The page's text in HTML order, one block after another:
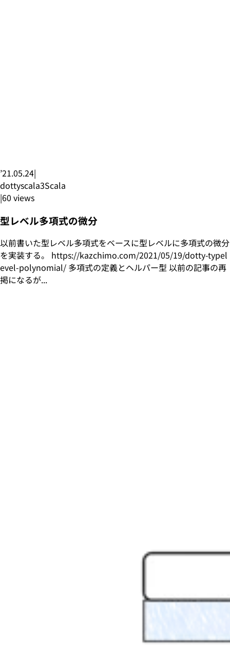
’21.05.24|
dottyscala3Scala
|60 views
型レベル多項式の微分
以前書いた型レベル多項式をベースに型レベルに多項式の微分
を実装する。 https://kazchimo.com/2021/05/19/dotty-typel
evel-polynomial/ 多項式の定義とヘルパー型 以前の記事の再
掲になるが...